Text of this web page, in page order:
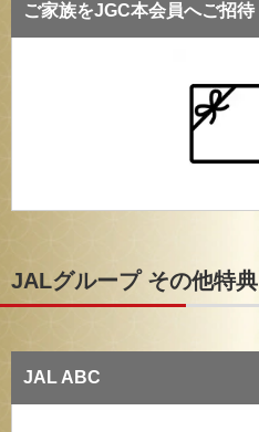
ご家族をJGC本会員へご招待
JALグループ その他特典
JAL ABC